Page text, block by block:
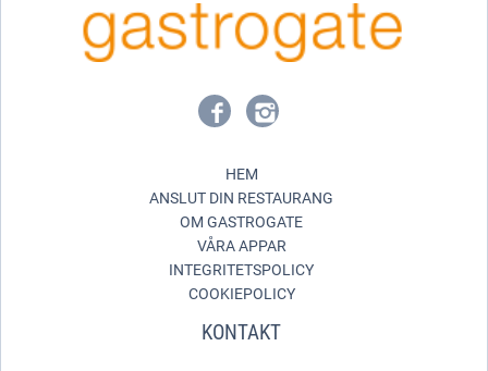
HEM
ANSLUT DIN RESTAURANG
OM GASTROGATE
VÅRA APPAR
INTEGRITETSPOLICY
COOKIEPOLICY
KONTAKT